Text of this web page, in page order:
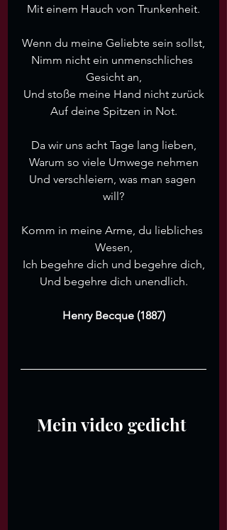
Mit einem Hauch von Trunkenheit.
Wenn du meine Geliebte sein sollst,
Nimm nicht ein unmenschliches
Gesicht an,
Und stoße meine Hand nicht zurück
Auf deine Spitzen in Not.
Da wir uns acht Tage lang lieben,
Warum so viele Umwege nehmen
Und verschleiern, was man sagen
will?
Komm in meine Arme, du liebliches
Wesen,
Ich begehre dich und begehre dich,
Und begehre dich unendlich.
Henry Becque (1887)
Mein video gedicht